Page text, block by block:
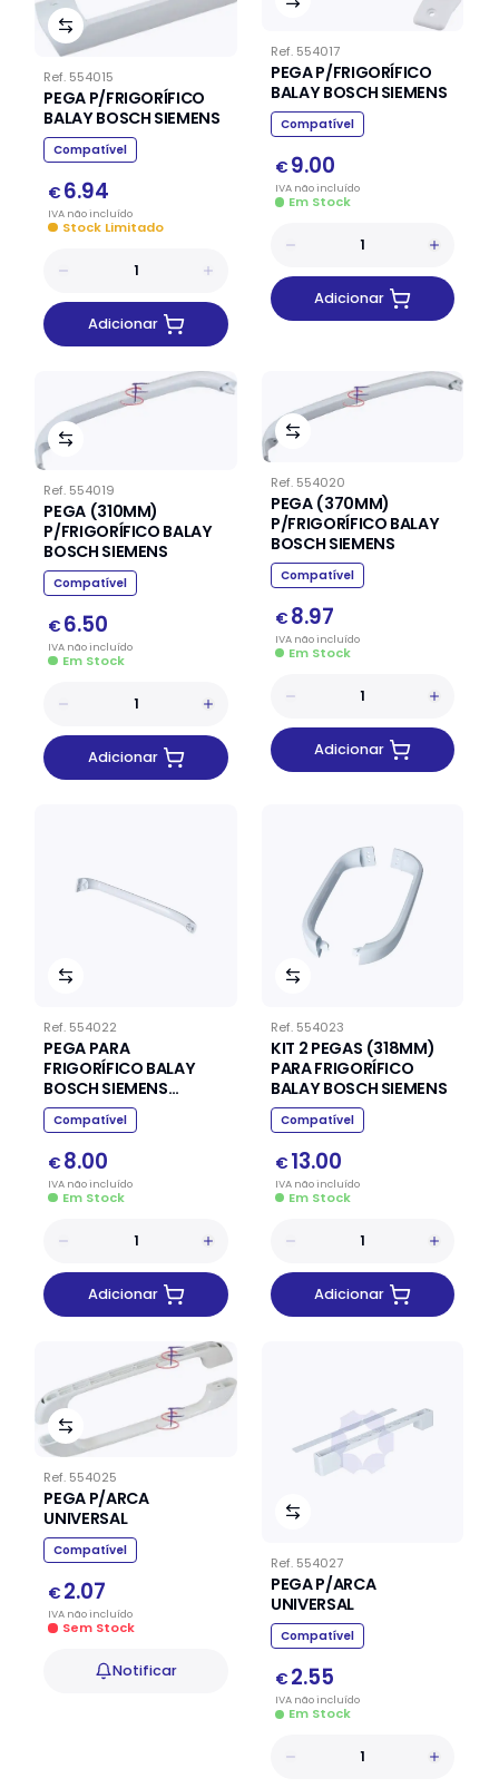
Ref. 554015
PEGA P/FRIGORÍFICO
BALAY BOSCH SIEMENS
Compatível
€ 6.94
IVA nãoincluído
Stock Limitado
Adicionar
Ref. 554017
PEGA P/FRIGORÍFICO
BALAY BOSCH SIEMENS
Compatível
€ 9.00
IVA nãoincluído
Em Stock
Adicionar
Ref. 554019
PEGA (310MM)
P/FRIGORÍFICO BALAY
BOSCH SIEMENS
Compatível
€ 6.50
IVA nãoincluído
Em Stock
Adicionar
Ref. 554020
PEGA (370MM)
P/FRIGORÍFICO BALAY
BOSCH SIEMENS
Compatível
€ 8.97
IVA nãoincluído
Em Stock
Adicionar
Ref. 554022
PEGA PARA
FRIGORÍFICO BALAY
BOSCH SIEMENS
(365MM)
Compatível
€ 8.00
IVA nãoincluído
Em Stock
Adicionar
Ref. 554023
KIT 2 PEGAS (318MM)
PARA FRIGORÍFICO
BALAY BOSCH SIEMENS
Compatível
€ 13.00
IVA nãoincluído
Em Stock
Adicionar
Ref. 554025
PEGA P/ARCA
UNIVERSAL
Compatível
€ 2.07
IVA nãoincluído
Sem Stock
Notificar
Ref. 554027
PEGA P/ARCA
UNIVERSAL
Compatível
€ 2.55
IVA nãoincluído
Em Stock